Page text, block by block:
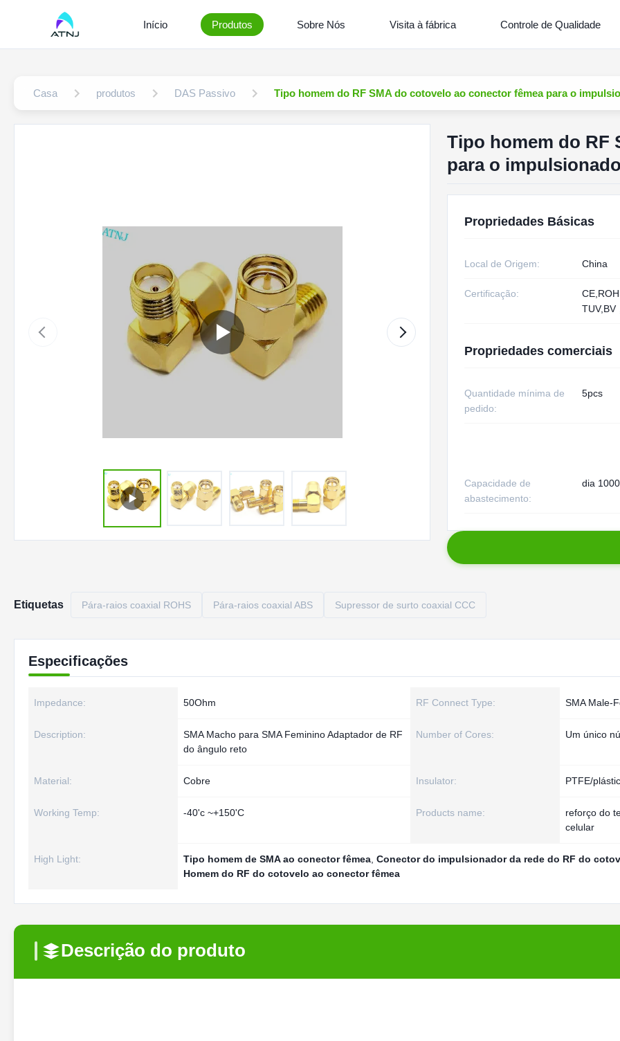
Início Produtos Sobre Nós Visita à fábrica Controle de Qualidade
Casa produtos DAS Passivo Tipo homem do RF SMA do cotovelo ao conector fêmea para o
Tipo homem do RF
para o
Propriedades Básicas
Local de Origem: China
Certificação:
TUV,BV
Propriedades comerciais
Quantidade mínima de
pedido:
5pcs
Capacidade de
abastecimento:
dia
Etiquetas Pára-raios coaxial ROHS Pára-raios coaxial ABS Supressor de surto coaxial CCC
Especificações
Impedance: 50Ohm RF Connect Type: SMA Male-
Description:
SMA Macho para SMA Feminino Adaptador de RF
do ângulo reto
Number of Cores: Um único
Material: Cobre Insulator: PTFE/
Working Temp: -40'c ~+150'C Products name:
reforço do
celular
High Light: Tipo homem de SMA ao conector fêmea Conector do impulsionador da rede do RF do
Homem do RF do cotovelo ao conector fêmea
Descrição do produto